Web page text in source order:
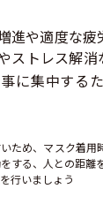
や適度な
トレス解消
に集中する
ため、マスク着用
する、人との距
行いましょう